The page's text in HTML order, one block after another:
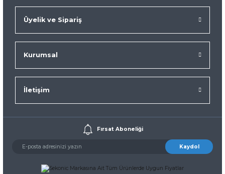
Üyelik ve Sipariş
Kurumsal
İletişim
Fırsat Aboneliği
Kaydol